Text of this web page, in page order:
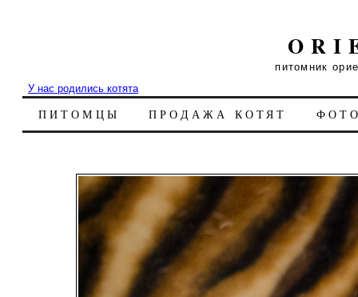
питомник
У нас родились котята
ПИТОМЦЫ ПРОДАЖА КОТЯТ